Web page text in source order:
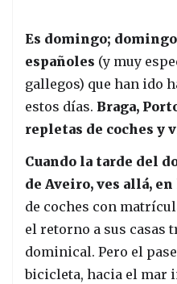
Es domingo; domingo
españoles (y muy
gallegos) que han ido
estos días. Braga,
repletas de coches y
Cuando la tarde del
de Aveiro, ves allá, en
de coches con
el retorno a sus casas
dominical. Pero el
bicicleta, hacia el mar